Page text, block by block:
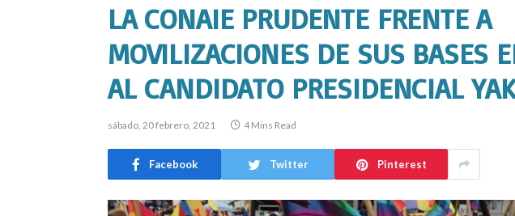
LA CONAIE PRUDENTE FRENTE A
MOVILIZACIONES DE SUS BASES
AL CANDIDATO PRESIDENCIAL
sábado, 20 febrero, 2021 4 Mins Read
Facebook Twitter Pinterest